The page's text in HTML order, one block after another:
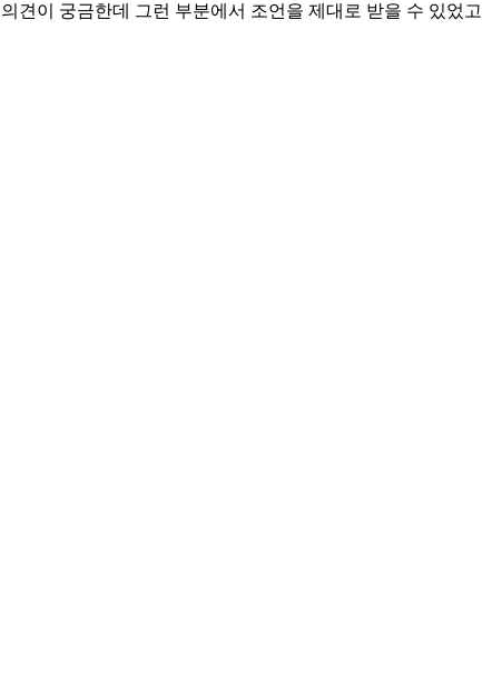
견이 궁금한데 그런 부분에서 조언을 제대로 받을 수 있었